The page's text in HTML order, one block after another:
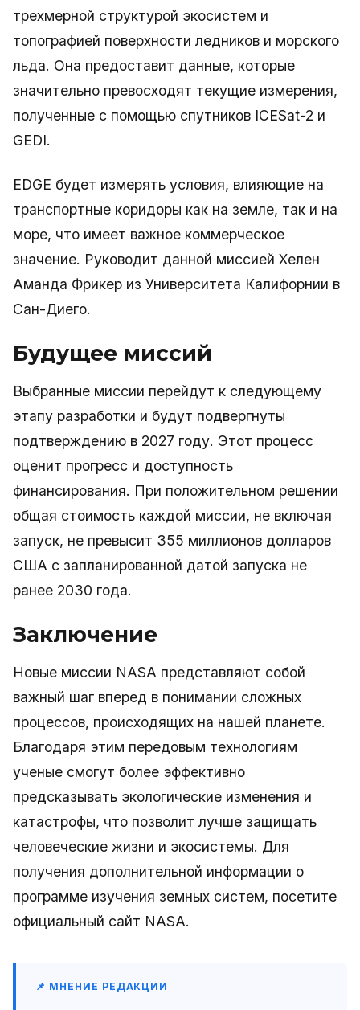
трехмерной структурой экосистем и
топографией поверхности ледников и морского
льда. Она предоставит данные, которые
значительно превосходят текущие измерения,
полученные с помощью спутников ICESat-2 и
GEDI.
EDGE будет измерять условия, влияющие на
транспортные коридоры как на земле, так и на
море, что имеет важное коммерческое
значение. Руководит данной миссией Хелен
Аманда Фрикер из Университета Калифорнии в
Сан-Диего.
Будущее миссий
Выбранные миссии перейдут к следующему
этапу разработки и будут подвергнуты
подтверждению в 2027 году. Этот процесс
оценит прогресс и доступность
финансирования. При положительном решении
общая стоимость каждой миссии, не включая
запуск, не превысит 355 миллионов долларов
США с запланированной датой запуска не
ранее 2030 года.
Заключение
Новые миссии NASA представляют собой
важный шаг вперед в понимании сложных
процессов, происходящих на нашей планете.
Благодаря этим передовым технологиям
ученые смогут более эффективно
предсказывать экологические изменения и
катастрофы, что позволит лучше защищать
человеческие жизни и экосистемы. Для
получения дополнительной информации о
программе изучения земных систем, посетите
официальный сайт NASA.
📌 МНЕНИЕ РЕДАКЦИИ